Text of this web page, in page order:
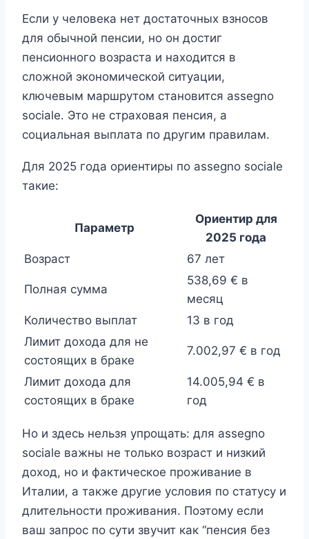
Если у человека нет достаточных взносов
для обычной пенсии, но он достиг
пенсионного возраста и находится в
сложной экономической ситуации,
ключевым маршрутом становится assegno
sociale. Это не страховая пенсия, а
социальная выплата по другим правилам.
Для 2025 года ориентиры по assegno sociale
такие:
Параметр
Ориентир для
2025 года
Возраст
67 лет
Полная сумма
538,69 € в
месяц
Количество выплат
13 в год
Лимит дохода для не
состоящих в браке
7.002,97 € в год
Лимит дохода для
состоящих в браке
14.005,94 € в
год
Но и здесь нельзя упрощать: для assegno
sociale важны не только возраст и низкий
доход, но и фактическое проживание в
Италии, а также другие условия по статусу и
длительности проживания. Поэтому если
ваш запрос по сути звучит как “пенсия без